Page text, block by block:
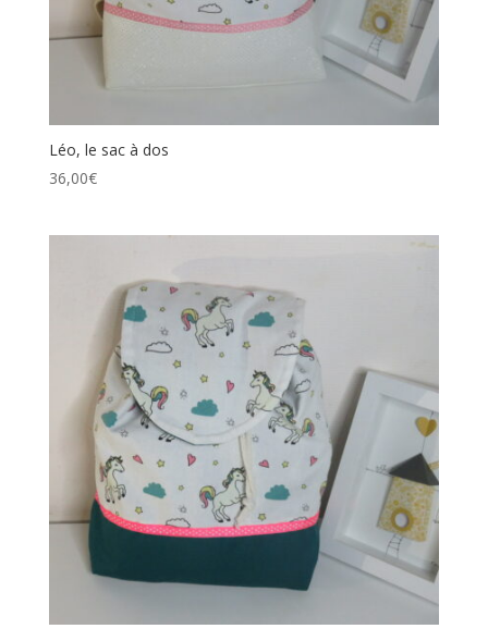
Léo, le sac à dos
36,00€